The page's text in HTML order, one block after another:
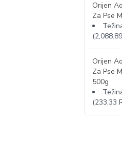
Orijen
Za Pse
Orijen
Za Pse
500g
(233.33